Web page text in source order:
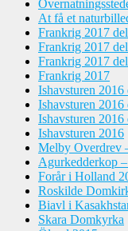
At få et
Frankrig 2017
Frankrig 2017
Frankrig 2017
Frankrig 2017
Ishavsturen 2016
Ishavsturen 2016
Ishavsturen 2016
Ishavsturen 2016
Melby Overdrev
Agurkedderkop
Forår i Holland
Roskilde
Biavl i
Skara Domkyrka